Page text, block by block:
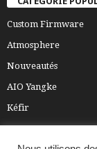
Custom Firmware
Atmosphere
Nouveautés
AIO Yangke
Kéfir
SX OS